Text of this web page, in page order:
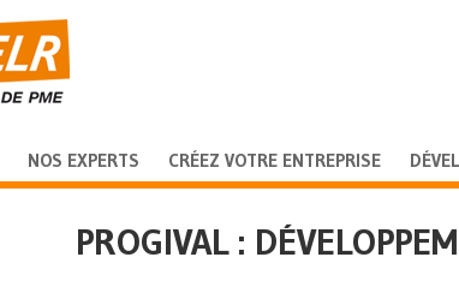
NOS EXPERTS CRÉEZ VOTRE ENTREPRISE
PROGIVAL :